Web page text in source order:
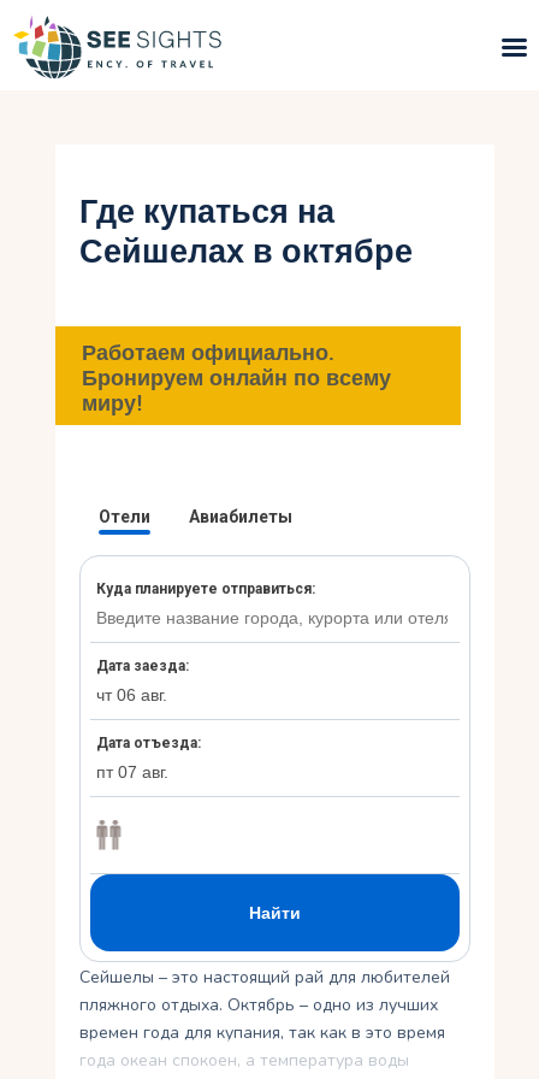
Горящие туры
Типы Туров
Инфо
Блог
Укр
Где купаться на
Сейшелах в октябре
Работаем официально.
Бронируем онлайн по всему
миру!
Сейшелы – это настоящий рай для любителей
пляжного отдыха. Октябрь – одно из лучших
времен года для купания, так как в это время
года океан спокоен, а температура воды